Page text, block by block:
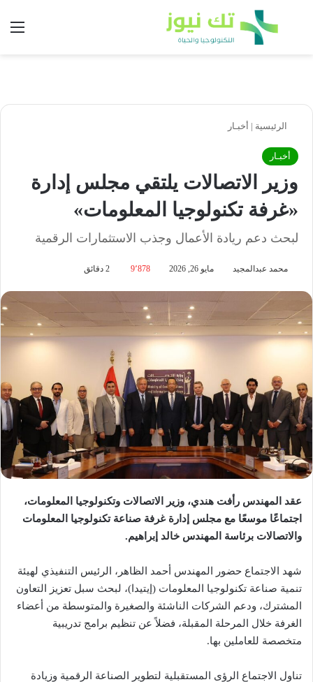
بحث عن
الرئيسية | أخبـار
أخبـار
وزير الاتصالات يلتقي مجلس إدارة
«غرفة تكنولوجيا المعلومات»
لبحث دعم ريادة الأعمال وجذب الاستثمارات الرقمية
محمد عبدالمجيد مايو 26, 2026 9٬878
عقد المهندس رأفت هندي، وزير الاتصالات وتكنولوجيا المعلومات،
اجتماعًا موسعًا مع مجلس إدارة غرفة صناعة تكنولوجيا المعلومات
والاتصالات برئاسة المهندس خالد إبراهيم.
شهد الاجتماع حضور المهندس أحمد الظاهر، الرئيس التنفيذي لهيئة
تنمية صناعة تكنولوجيا المعلومات (إيتيدا)، لبحث سبل تعزيز التعاون
المشترك، ودعم الشركات الناشئة والصغيرة والمتوسطة من أعضاء
الغرفة خلال المرحلة المقبلة، فضلاً عن تنظيم برامج تدريبية
متخصصة للعاملين بها.
تناول الاجتماع الرؤى المستقبلية لتطوير الصناعة الرقمية وزيادة